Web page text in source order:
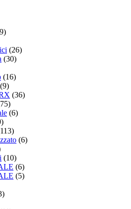
(26)
(30)
(16)
(9)
(36)
(6)
(6)
(10)
(6)
(5)